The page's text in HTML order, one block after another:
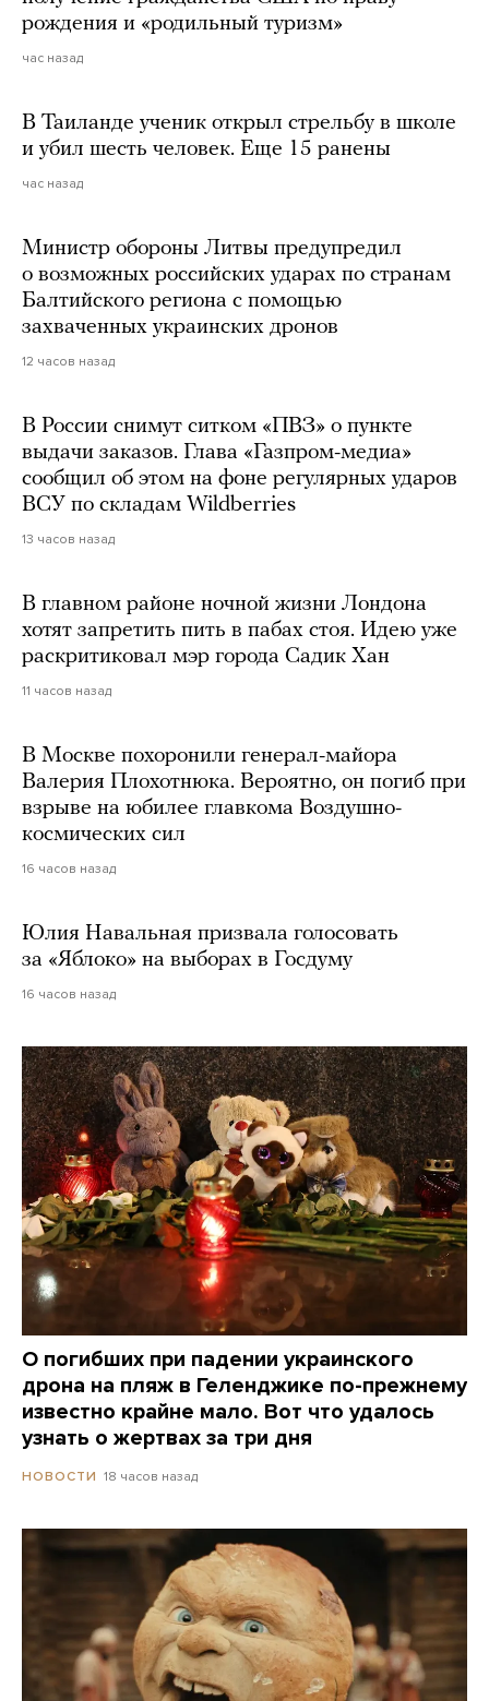
рождения и «родильный туризм»
час назад
В Таиланде ученик открыл стрельбу в школе
и убил шесть человек. Еще 15 ранены
час назад
Министр обороны Литвы предупредил
о возможных российских ударах по странам
Балтийского региона с помощью
захваченных украинских дронов
12 часов назад
В России снимут ситком «ПВЗ» о пункте
выдачи заказов. Глава «Газпром-медиа»
сообщил об этом на фоне регулярных ударов
ВСУ по складам Wildberries
13 часов назад
В главном районе ночной жизни Лондона
хотят запретить пить в пабах стоя. Идею уже
раскритиковал мэр города Садик Хан
11 часов назад
В Москве похоронили генерал-майора
Валерия Плохотнюка. Вероятно, он погиб при
взрыве на юбилее главкома Воздушно-
космических сил
16 часов назад
Юлия Навальная призвала голосовать
за «Яблоко» на выборах в Госдуму
16 часов назад
О погибших при падении украинского
дрона на пляж в Геленджике по-прежнему
известно крайне мало. Вот что удалось
узнать о жертвах за три дня
НОВОСТИ 18 часов назад